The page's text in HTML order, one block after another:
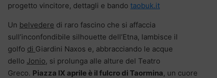
progetto vincitore, dettagli e bando taobuk.it
Un belvedere di raro fascino che si affaccia
sull’inconfondibile silhouette dell’Etna, lambisce il
golfo di Giardini Naxos e, abbracciando le acque
dello Jonio, si prolunga alle alture del Teatro
Greco. Piazza IX aprile è il fulcro di Taormina, un cuore